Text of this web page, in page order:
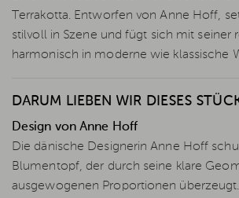
Terrakotta. Entworfen von Anne Hoff,
stilvoll in Szene und fügt sich mit seiner
harmonisch in moderne wie klassische
DARUM LIEBEN WIR DIESES
Design von Anne Hoff
Die dänische Designerin Anne Hoff
Blumentopf, der durch seine klare
ausgewogenen Proportionen